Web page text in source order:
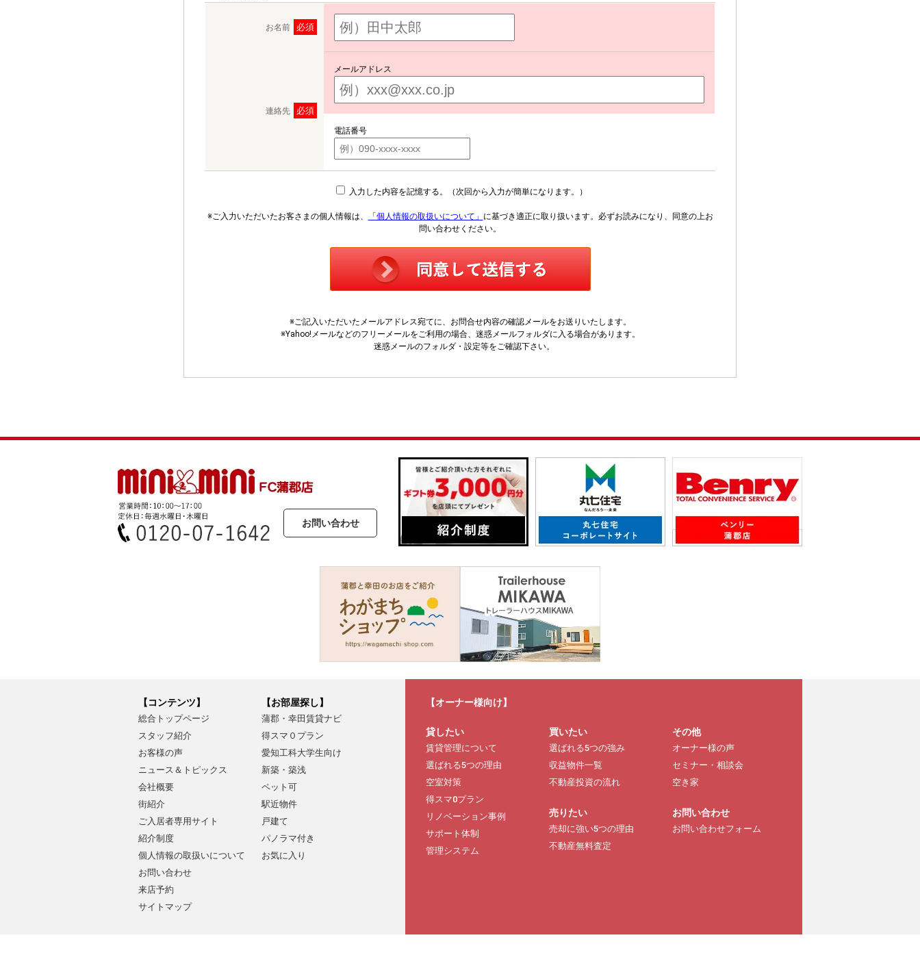
お名前 必須
連絡先 必須
メールアドレス
電話番号
入力した内容を記憶する。（次回から入力が簡単になります。）
※ご入力いただいたお客さまの個人情報は、 「個人情報の取扱いについて」 に基づき適正に取り扱います。必ずお読みになり、同意の上お
問い合わせください。
※ご記入いただいたメールアドレス宛てに、お問合せ内容の確認メールをお送りいたします。
※Yahoo!メールなどのフリーメールをご利用の場合、迷惑メールフォルダに入る場合があります。
迷惑メールのフォルダ・設定等をご確認下さい。
お問い合わせ
【コンテンツ】
総合トップページ
スタッフ紹介
お客様の声
ニュース＆トピックス
会社概要
街紹介
ご入居者専用サイト
紹介制度
個人情報の取扱いについて
お問い合わせ
来店予約
サイトマップ
【お部屋探し】
蒲郡・幸田賃貸ナビ
得スマ０プラン
愛知工科大学生向け
新築・築浅
ペット可
駅近物件
戸建て
パノラマ付き
お気に入り
【オーナー様向け】
貸したい
賃貸管理について
選ばれる5つの理由
空室対策
得スマ0プラン
リノベーション事例
サポート体制
管理システム
買いたい
選ばれる5つの強み
収益物件一覧
不動産投資の流れ
売りたい
売却に強い5つの理由
不動産無料査定
その他
オーナー様の声
セミナー・相談会
空き家
お問い合わせ
お問い合わせフォーム